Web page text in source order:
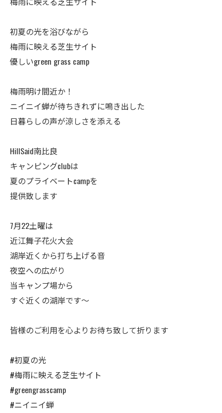
初夏の光を浴びながら
梅雨に映える芝生サイト
優しいgreen grass camp
梅雨明け間近か！
ニイニイ蝉が待ちきれずに鳴き出した
日暮らしの声が涼しさを添える
HillSaid南比良
キャンピングclubは
夏のプライベートcampを
提供致します
7月22土曜は
近江舞子花火大会
湖岸近くから打ち上げる音
夜空への広がり
当キャンプ場から
すぐ近くの湖岸です～
皆様のご利用を心よりお待ち致して折ります
#初夏の光
#梅雨に映える芝生サイト
#greengrasscamp
#ニイニイ蝉